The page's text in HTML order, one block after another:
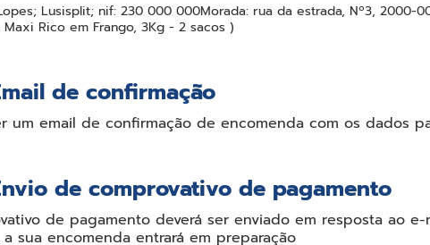
Lusisplit; nif: 230 000 000Morada: rua da estrada, Nº3, 2000-
Maxi Rico em Frango, 3Kg - 2 sacos )
de confirmação
um email de confirmação de encomenda com os dados
de comprovativo de pagamento
de pagamento deverá ser enviado em resposta ao
a sua encomenda entrará em preparação